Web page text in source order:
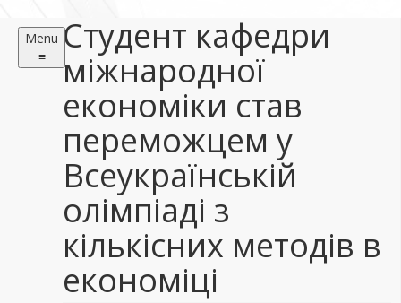
Menu
≡
Студент кафедри
міжнародної
економіки став
переможцем у
Всеукраїнській
олімпіаді з
кількісних методів в
економіці